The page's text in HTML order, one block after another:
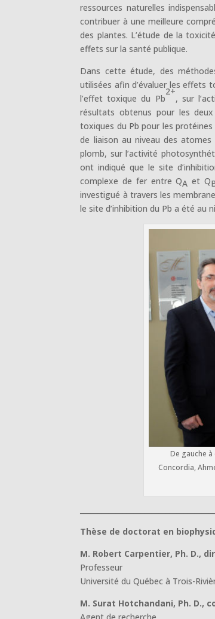
ressources naturelles
contribuer à une meilleure
des plantes. L’étude de la
effets sur la santé publique.
Dans cette étude, des
utilisées afin d’évaluer les effets
l’effet toxique du Pb
2+
, sur
résultats obtenus pour les
toxiques du Pb pour les
de liaison au niveau des
plomb, sur l’activité
ont indiqué que le site
complexe de fer entre QA et Q
investigué à travers les
le site d’inhibition du Pb a été au
De gauche
Concordia,
Thèse de doctorat en
M. Robert Carpentier, Ph. D.,
Professeur
Université du Québec à Trois-
M. Surat Hotchandani, Ph. D.,